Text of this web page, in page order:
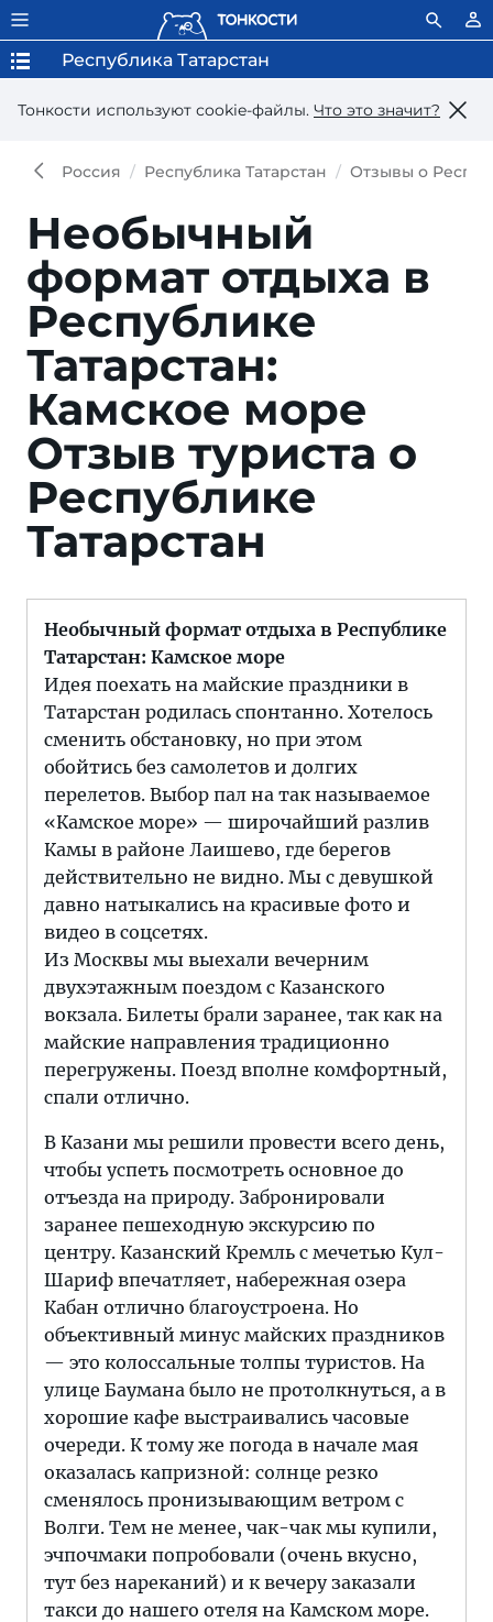
Тонкости используют сookie-файлы. Что это значит?
Республика Татарстан
Россия Республика Татарстан Отзывы о
Необычный
формат отдыха в
Республике
Татарстан:
Камское море
Отзыв туриста о
Республике
Татарстан
Необычный формат отдыха в Республике
Татарстан: Камское море
Идея поехать на майские праздники в
Татарстан родилась спонтанно. Хотелось
сменить обстановку, но при этом
обойтись без самолетов и долгих
перелетов. Выбор пал на так называемое
«Камское море» — широчайший разлив
Камы в районе Лаишево, где берегов
действительно не видно. Мы с девушкой
давно натыкались на красивые фото и
видео в соцсетях.
Из Москвы мы выехали вечерним
двухэтажным поездом с Казанского
вокзала. Билеты брали заранее, так как на
майские направления традиционно
перегружены. Поезд вполне комфортный,
спали отлично.
В Казани мы решили провести всего день,
чтобы успеть посмотреть основное до
отъезда на природу. Забронировали
заранее пешеходную экскурсию по
центру. Казанский Кремль с мечетью Кул-
Шариф впечатляет, набережная озера
Кабан отлично благоустроена. Но
объективный минус майских праздников
— это колоссальные толпы туристов. На
улице Баумана было не протолкнуться, а в
хорошие кафе выстраивались часовые
очереди. К тому же погода в начале мая
оказалась капризной: солнце резко
сменялось пронизывающим ветром с
Волги. Тем не менее, чак-чак мы купили,
эчпочмаки попробовали (очень вкусно,
тут без нареканий) и к вечеру заказали
такси до нашего отеля на Камском море.